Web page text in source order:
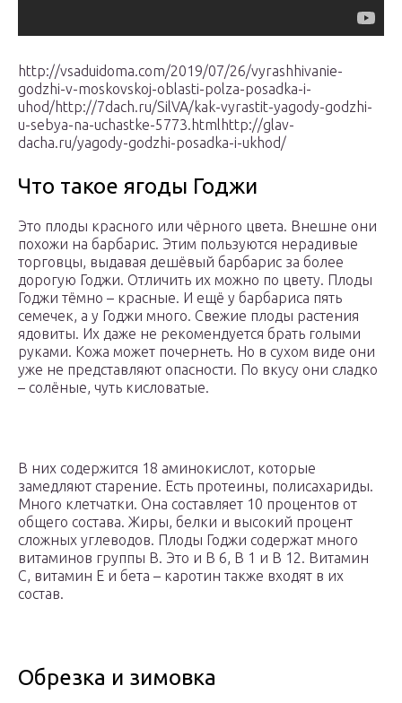
http://vsaduidoma.com/2019/07/26/vyrashhivanie-
godzhi-v-moskovskoj-oblasti-polza-posadka-i-
uhod/http://7dach.ru/SilVA/kak-vyrastit-yagody-godzhi-
u-sebya-na-uchastke-5773.htmlhttp://glav-
dacha.ru/yagody-godzhi-posadka-i-ukhod/
Что такое ягоды Годжи
Это плоды красного или чёрного цвета. Внешне они
похожи на барбарис. Этим пользуются нерадивые
торговцы, выдавая дешёвый барбарис за более
дорогую Годжи. Отличить их можно по цвету. Плоды
Годжи тёмно – красные. И ещё у барбариса пять
семечек, а у Годжи много. Свежие плоды растения
ядовиты. Их даже не рекомендуется брать голыми
руками. Кожа может почернеть. Но в сухом виде они
уже не представляют опасности. По вкусу они сладко
– солёные, чуть кисловатые.
В них содержится 18 аминокислот, которые
замедляют старение. Есть протеины, полисахариды.
Много клетчатки. Она составляет 10 процентов от
общего состава. Жиры, белки и высокий процент
сложных углеводов. Плоды Годжи содержат много
витаминов группы В. Это и В 6, В 1 и В 12. Витамин
С, витамин Е и бета – каротин также входят в их
состав.
Обрезка и зимовка